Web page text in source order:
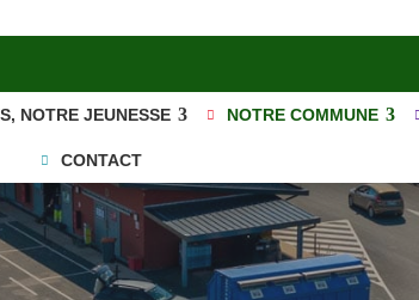
NOTRE JEUNESSE NOTRE COMMUNE
CONTACT